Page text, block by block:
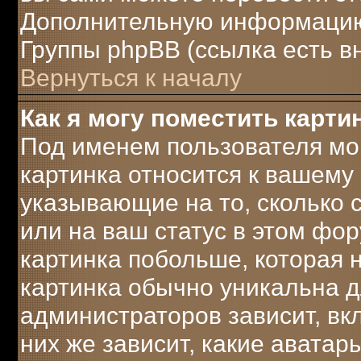
Дополнительную
Группы phpBB (ссылка есть
Вернуться к началу
Как я могу поместить
Под именем пользователя
картинка относится к
указывающие на то,
или на ваш статус в этом
картинка побольше, которая
картинка обычно уникальна
администраторов зависит,
них же зависит, какие